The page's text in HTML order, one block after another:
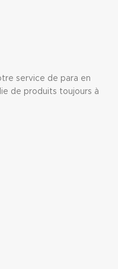
service de para en
de produits toujours à